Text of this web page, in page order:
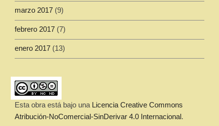
marzo 2017 (9)
febrero 2017 (7)
enero 2017 (13)
Esta obra está bajo una Licencia Creative Commons
Atribución-NoComercial-SinDerivar 4.0 Internacional.